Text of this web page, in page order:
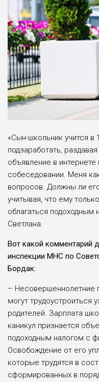
«Сын-школьник учится
подзаработать,
объявление в
собеседовании. Меня
вопросов. Должны ли
учитывая, что ему
облагаться подоходным
Светлана.
Вот какой комментарий
инспекции МНС по
Бордак:
– Несовершеннолетние
могут трудоустроиться
родителей. Зарплата
каникул признается
подоходным налогом с
Освобождение от его
которые трудятся в
сформированных в